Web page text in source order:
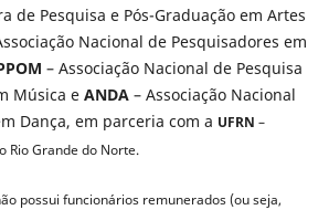
de Pesquisa e Pós-Graduação em Artes
Nacional de Pesquisadores em
– Associação Nacional de Pesquisa
Música e ANDA– Associação Nacional
Dança, em parceria com a UFRN –
Rio Grande do Norte.
possui funcionários remunerados (ou seja,